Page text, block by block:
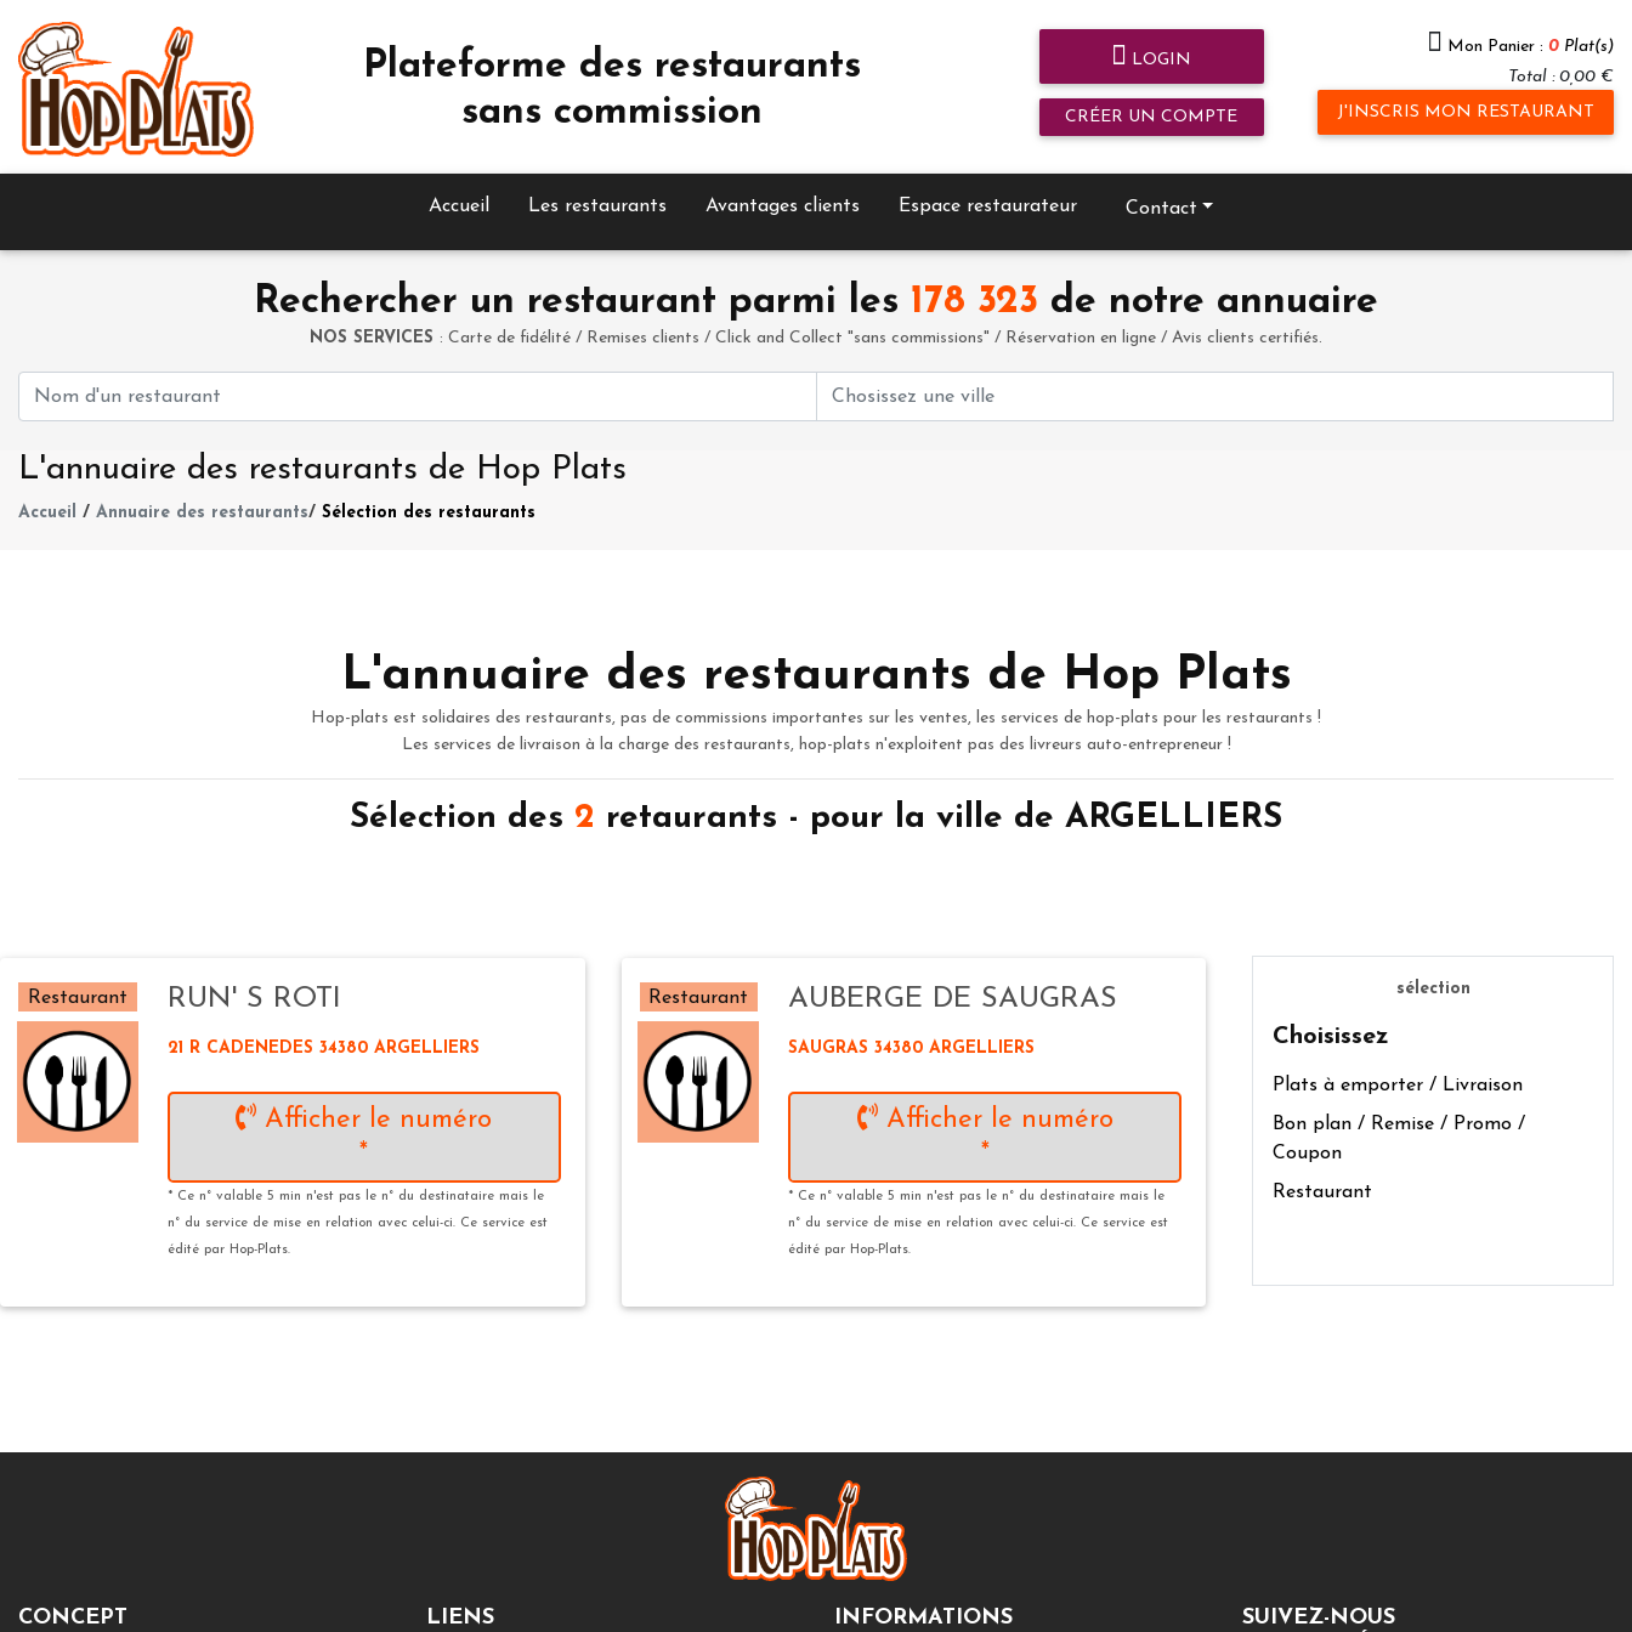
Plateforme des restaurants
sans commission
LOGIN
CRÉER UN COMPTE
Mon Panier : 0 Plat(s)
Total : 0,00 €
J'INSCRIS MON RESTAURANT
Accueil Les restaurants Avantages clients Espace restaurateur Contact
Rechercher un restaurant parmi les 178 323 de notre annuaire
NOS SERVICES : Carte de fidélité / Remises clients / Click and Collect "sans commissions" / Réservation en ligne / Avis clients certifiés.
L'annuaire des restaurants de Hop Plats
Accueil / Annuaire des restaurants/ Sélection des restaurants
L'annuaire des restaurants de Hop Plats
Hop-plats est solidaires des restaurants, pas de commissions importantes sur les ventes, les services de hop-plats pour les restaurants !
Les services de livraison à la charge des restaurants, hop-plats n'exploitent pas des livreurs auto-entrepreneur !
Sélection des 2 retaurants - pour la ville de ARGELLIERS
Restaurant RUN' S ROTI
21 R CADENEDES 34380 ARGELLIERS
Afficher le numéro
*
* Ce n° valable 5 min n'est pas le n° du destinataire mais le
n° du service de mise en relation avec celui-ci. Ce service est
édité par Hop-Plats.
Restaurant AUBERGE DE SAUGRAS
SAUGRAS 34380 ARGELLIERS
Afficher le numéro
*
* Ce n° valable 5 min n'est pas le n° du destinataire mais le
n° du service de mise en relation avec celui-ci. Ce service est
édité par Hop-Plats.
sélection
Choisissez
Plats à emporter / Livraison
Bon plan / Remise / Promo /
Coupon
Restaurant
CONCEPT LIENS INFORMATIONS SUIVEZ-NOUS